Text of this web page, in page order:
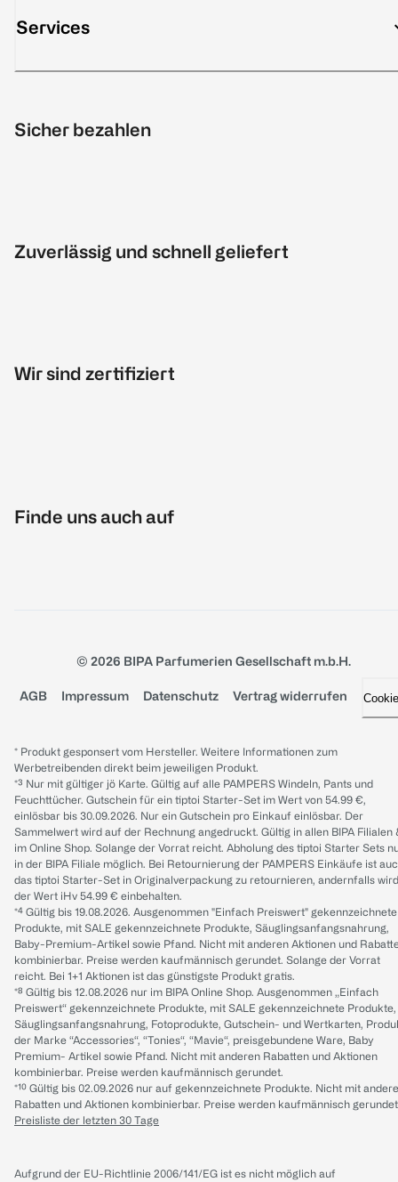
Services
Sicher bezahlen
Zuverlässig und schnell geliefert
Wir sind zertifiziert
Finde uns auch auf
© 2026 BIPA Parfumerien Gesellschaft m.b.H.
AGB Impressum Datenschutz Vertrag widerrufen
* Produkt gesponsert vom Hersteller. Weitere Informationen zum
Werbetreibenden direkt beim jeweiligen Produkt.
*³ Nur mit gültiger jö Karte. Gültig auf alle PAMPERS Windeln, Pants und
Feuchttücher. Gutschein für ein tiptoi Starter-Set im Wert von 54.99 €,
einlösbar bis 30.09.2026. Nur ein Gutschein pro Einkauf einlösbar. Der
Sammelwert wird auf der Rechnung angedruckt. Gültig in allen BIPA Filialen
im Online Shop. Solange der Vorrat reicht. Abholung des tiptoi Starter Sets
in der BIPA Filiale möglich. Bei Retournierung der PAMPERS Einkäufe ist
das tiptoi Starter-Set in Originalverpackung zu retournieren, andernfalls wird
der Wert iHv 54.99 € einbehalten.
*⁴ Gültig bis 19.08.2026. Ausgenommen "Einfach Preiswert" gekennzeichnete
Produkte, mit SALE gekennzeichnete Produkte, Säuglingsanfangsnahrung,
Baby-Premium-Artikel sowie Pfand. Nicht mit anderen Aktionen und
kombinierbar. Preise werden kaufmännisch gerundet. Solange der Vorrat
reicht. Bei 1+1 Aktionen ist das günstigste Produkt gratis.
*⁸ Gültig bis 12.08.2026 nur im BIPA Online Shop. Ausgenommen „Einfach
Preiswert“ gekennzeichnete Produkte, mit SALE gekennzeichnete Produkte,
Säuglingsanfangsnahrung, Fotoprodukte, Gutschein- und Wertkarten,
der Marke “Accessories“, “Tonies“, “Mavie“, preisgebundene Ware, Baby
Premium- Artikel sowie Pfand. Nicht mit anderen Rabatten und Aktionen
kombinierbar. Preise werden kaufmännisch gerundet.
*¹⁰ Gültig bis 02.09.2026 nur auf gekennzeichnete Produkte. Nicht mit
Rabatten und Aktionen kombinierbar. Preise werden kaufmännisch
Preisliste der letzten 30 Tage
Aufgrund der EU-Richtlinie 2006/141/EG ist es nicht möglich auf